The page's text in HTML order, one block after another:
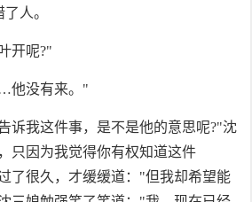
人。
开呢?"
他没有来。"
诉我这件事，是不是他的意思呢?"沈
只因为我觉得你有权知道这件
了很久，才缓缓道："但我却希望能